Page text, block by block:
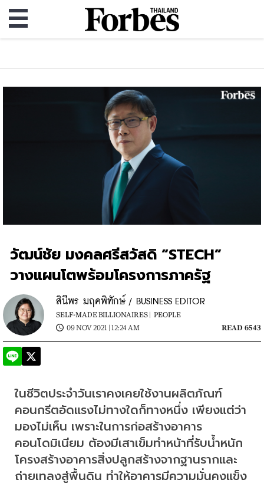
วัฒน์ชัย มงคลศรีสวัสดิ “STECH”
วางแผนโตพร้อมโครงการภาครัฐ
สินีพร มฤคพิทักษ์ / BUSINESS EDITOR
SELF-MADE BILLIONAIRES | PEOPLE
09 NOV 2021 | 12:24 AM
READ 6543
ในชีวิตประจำวันเราคงเคยใช้งานผลิตภัณฑ์
คอนกรีตอัดแรงไม่ทางใดก็ทางหนึ่ง เพียงแต่ว่า
มองไม่เห็น เพราะในการก่อสร้างอาคาร
คอนโดมิเนียม ต้องมีเสาเข็มทำหน้าที่รับน้ำหนัก
โครงสร้างอาคารสิ่งปลูกสร้างจากฐานรากและ
ถ่ายเทลงสู่พื้นดิน ทำให้อาคารมีความมั่นคงแข็ง